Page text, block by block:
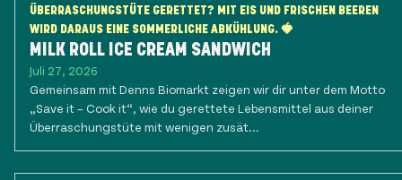
ÜBERRASCHUNGSTÜTE GERETTET? MIT EIS UND FRISCHEN BEEREN
WIRD DARAUS EINE SOMMERLICHE ABKÜHLUNG. 🍓
MILK ROLL ICE CREAM SANDWICH
Juli 27, 2026
Gemeinsam mit Denns Biomarkt zeigen wir dir unter dem Motto
„Save it – Cook it“, wie du gerettete Lebensmittel aus deiner
Überraschungstüte mit wenigen zusät...